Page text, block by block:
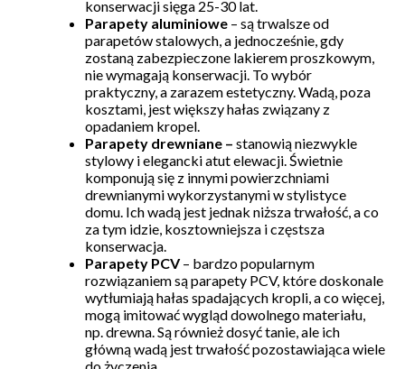
konserwacji sięga 25-30 lat.
Parapety aluminiowe – są trwalsze od
parapetów stalowych, a jednocześnie, gdy
zostaną zabezpieczone lakierem proszkowym,
nie wymagają konserwacji. To wybór
praktyczny, a zarazem estetyczny. Wadą, poza
kosztami, jest większy hałas związany z
opadaniem kropel.
Parapety drewniane – stanowią niezwykle
stylowy i elegancki atut elewacji. Świetnie
komponują się z innymi powierzchniami
drewnianymi wykorzystanymi w stylistyce
domu. Ich wadą jest jednak niższa trwałość, a co
za tym idzie, kosztowniejsza i częstsza
konserwacja.
Parapety PCV– bardzo popularnym
rozwiązaniem są parapety PCV, które doskonale
wytłumiają hałas spadających kropli, a co więcej,
mogą imitować wygląd dowolnego materiału,
np. drewna. Są również dosyć tanie, ale ich
główną wadą jest trwałość pozostawiająca wiele
do życzenia.